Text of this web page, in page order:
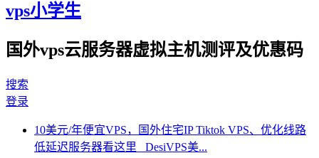
vps小学生
国外vps云服务器虚拟主机测评及优惠码
搜索
登录
10美元/年便宜VPS，国外住宅IP Tiktok VPS、优化线路
低延迟服务器看这里 DesiVPS美...